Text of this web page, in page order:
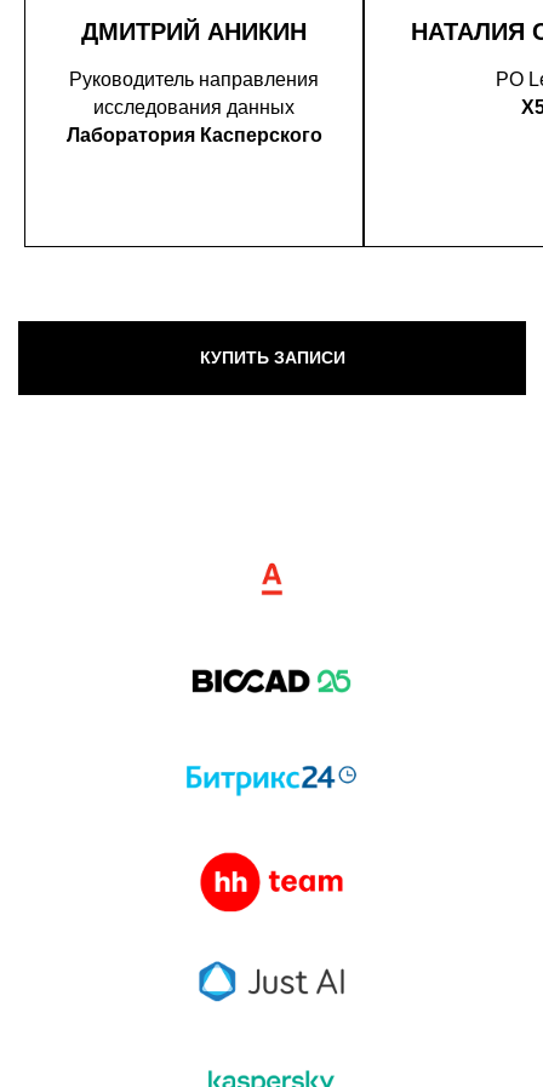
ДМИТРИЙ АНИКИН
Руководитель направления
исследования данных
Лаборатория Касперского
НАТАЛИЯ
PO